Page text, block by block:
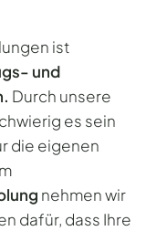
ist
und
Durch unsere
es sein
die eigenen
nehmen wir
dafür, dass Ihre